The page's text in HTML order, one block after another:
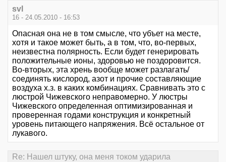
svl
16 - 24.05.2010 - 16:53
Опасная она не в том смысле, что убъет на месте,
хотя и такое может быть, а в том, что, во-первых,
неизвестна полярность. Если будет генерировать
положительные ионы, здоровью не поздоровится.
Во-вторых, эта хрень вообще может разлагать/
соединять кислород, азот и прочие составляющие
воздуха х.з. в каких комбинациях. Сравнивать это с
люстрой Чижевского неправомерно. У люстры
Чижевского определенная оптимизированная и
проверенная годами конструкция и конкретный
уровень питающего напряжения. Всё остальное от
лукавого.
Re: Нашел штуку, она меня током ударила